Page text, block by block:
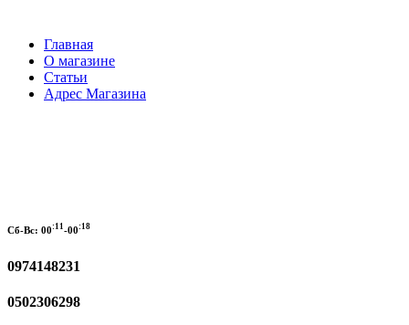
Главная
О магазине
Статьи
Адрес Магазина
Сб-Вс: 00:11 -00:18
0974148231
0502306298